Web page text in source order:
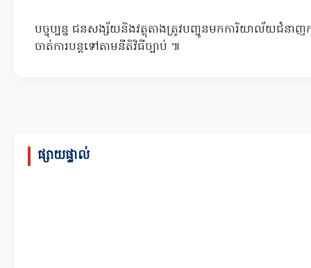
បច្ចុប្បន្ន ជនសង្ស័យនិងវត្ថុតាងត្រូវបញ្ជូនមកការិយាល័យជំន
ចាត់ការបន្តទៅតាមនីតិវិធីច្បាប់ ៕
ផ្សាយផ្ទាល់